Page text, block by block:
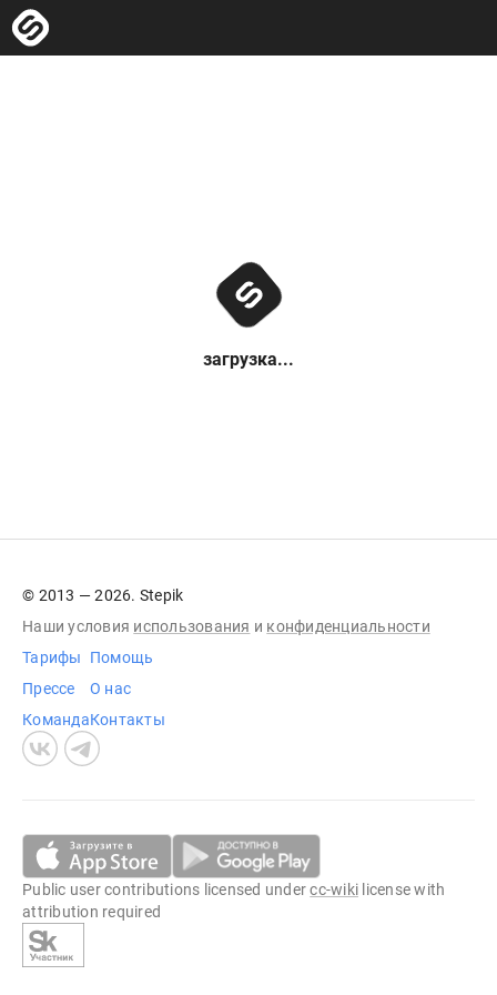
загрузка...
© 2013 — 2026. Stepik
Наши условия использования и конфиденциальности
Тарифы
Прессе
Команда
Помощь
О нас
Контакты
Public user contributions licensed undercc-wiki license with
attribution required